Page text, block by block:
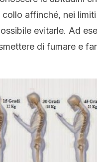
affinché, nei
evitarle. Ad
di fumare e